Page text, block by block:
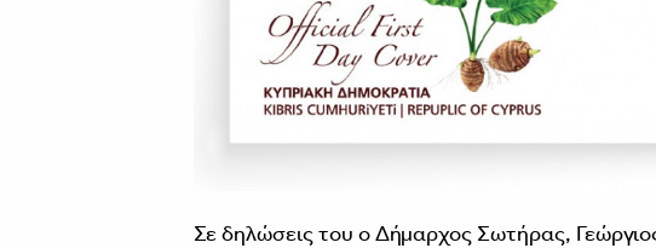
Σε δηλώσεις του ο Δήμαρχος Σωτήρας,